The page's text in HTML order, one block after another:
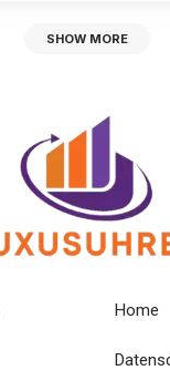
SHOW MORE
Home